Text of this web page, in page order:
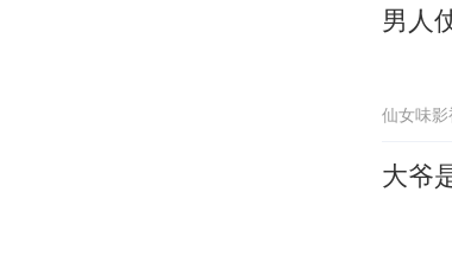
男人
仙女味
大爷